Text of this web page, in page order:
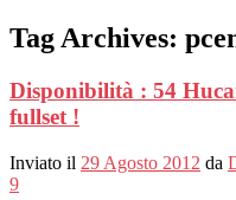
Tag Archives:
Disponibilità : 54
fullset !
Inviato il 29 Agosto 2012 da
9